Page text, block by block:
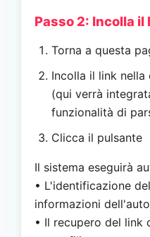
Passo 2: Incolla il
Torna a questa
Incolla il link
(qui verrà
funzionalità di
Clicca il pulsante
Il sistema eseguirà
• L'identificazione
informazioni
• Il recupero del link